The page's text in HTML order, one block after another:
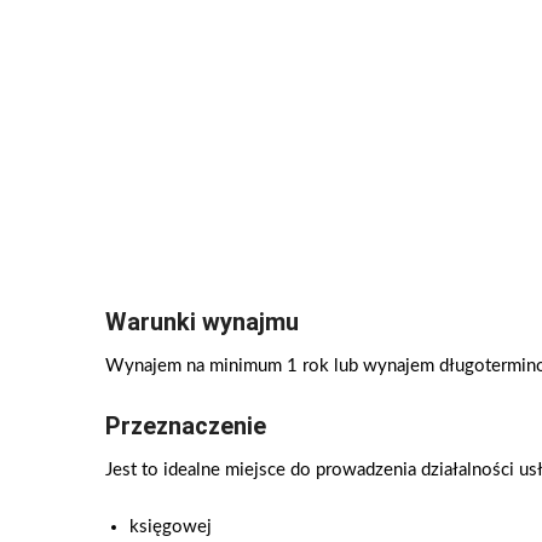
Warunki wynajmu
Wynajem na minimum 1 rok lub wynajem
Przeznaczenie
Jest to idealne miejsce do prowadzenia działalności
księgowej